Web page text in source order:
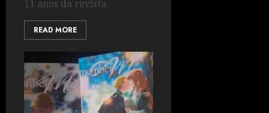
11 anos da revista.
READ MORE